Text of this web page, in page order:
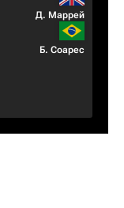
Д. Маррей
Б. Соарес